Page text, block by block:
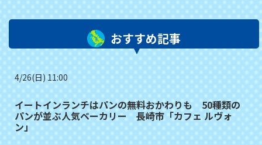
おすすめ記事
4/26(日) 11:00
イートインランチはパンの無料おかわりも 50種類の
パンが並ぶ人気ベーカリー 長崎市「カフェ ルヴォ
ン」